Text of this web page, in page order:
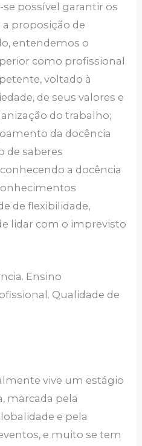
possível garantir os
proposição de
entendemos o
como profissional
voltado à
de seus valores e
do trabalho;
da docência
de saberes
a docência
de flexibilidade,
lidar com o imprevisto
Ensino
Qualidade de
vive um estágio
marcada pela
e pela
e muito se tem